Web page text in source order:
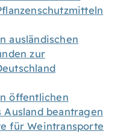
ausländischen
zur
öffentlichen
Ausland beantragen
für Weintransporte